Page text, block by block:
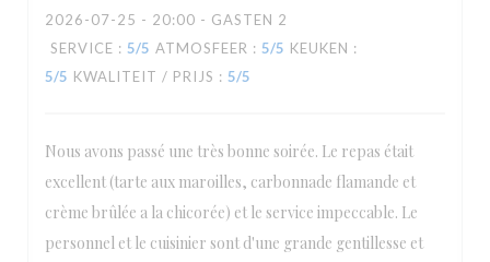
2026-07-25 - 20:00 - GASTEN 2
SERVICE : 5/5 ATMOSFEER : 5/5 KEUKEN :
5/5 KWALITEIT / PRIJS : 5/5
Nous avons passé une très bonne soirée. Le repas était
excellent (tarte aux maroilles, carbonnade flamande et
crème brûlée a la chicorée) et le service impeccable. Le
personnel et le cuisinier sont d'une grande gentillesse et